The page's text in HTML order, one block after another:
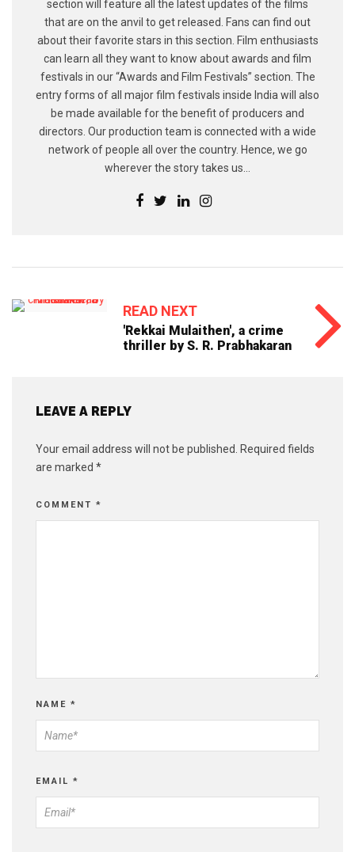
section will feature all the latest updates of the films
that are on the anvil to get released. Fans can find out
about their favorite stars in this section. Film enthusiasts
can learn all they want to know about awards and film
festivals in our “Awards and Film Festivals” section. The
entry forms of all major film festivals inside India will also
be made available for the benefit of producers and
directors. Our production team is connected with a wide
network of people all over the country. Hence, we go
wherever the story takes us...
READ NEXT
'Rekkai Mulaithen', a crime
thriller by S. R. Prabhakaran
LEAVE A REPLY
Your email address will not be published.
Required fields
are marked *
COMMENT *
NAME *
EMAIL *